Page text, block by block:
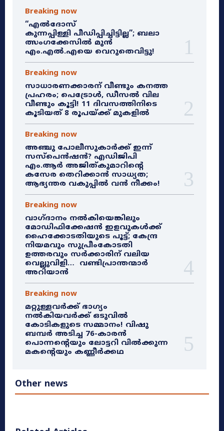
Breaking now
“എൽദോസ്
കുന്നപ്പിള്ളി പീഡിപ്പിച്ചിട്ടില്ല”; ബലാ
ത്സംഗക്കേസിൽ മുൻ
എം.എൽ.എയെ വെറുതെവിട്ടു!
Breaking now
സാധാരണക്കാരന് വീണ്ടും കനത്ത
പ്രഹരം; പെട്രോൾ, ഡീസൽ വില
വീണ്ടും കൂട്ടി! 11 ദിവസത്തിനിടെ
കൂടിയത് 8 രൂപയ്ക്ക് മുകളിൽ
Breaking now
അഞ്ചു പോലീസുകാർക്ക് ഇന്ന്
സസ്‌പെൻഷൻ? എഡിജിപി
എം.ആർ അജിത്കുമാറിൻ്റെ
കസേര തെറിക്കാൻ സാധ്യത;
ആഭ്യന്തര വകുപ്പിൽ വൻ നീക്കം!
Breaking now
വാഗ്ദാനം നൽകിയെങ്കിലും
മോഡിഫിക്കേഷൻ ഇളവുകൾക്ക്
ഹൈക്കോടതിയുടെ പൂട്ട്; കേന്ദ്ര
നിയമവും സുപ്രീംകോടതി
ഉത്തരവും സർക്കാരിന് വലിയ
വെല്ലുവിളി… വണ്ടിപ്രാന്തന്മാർ
അറിയാൻ
Breaking now
മറ്റുള്ളവർക്ക് ഭാഗ്യം
നൽകിയവർക്ക് ഒടുവിൽ
കോടികളുടെ സമ്മാനം! വിഷു
ബമ്പർ അടിച്ച 76-കാരൻ
പൊന്നന്റെയും ലോട്ടറി വിൽക്കുന്ന
മകന്റെയും കണ്ണീർക്കഥ
Other news